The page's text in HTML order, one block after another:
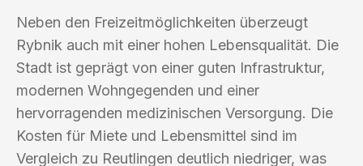
Neben den Freizeitmöglichkeiten überzeugt
Rybnik auch mit einer hohen Lebensqualität. Die
Stadt ist geprägt von einer guten Infrastruktur,
modernen Wohngegenden und einer
hervorragenden medizinischen Versorgung. Die
Kosten für Miete und Lebensmittel sind im
Vergleich zu Reutlingen deutlich niedriger, was